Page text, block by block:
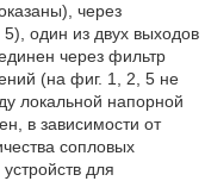
через
один из двух выходов
через фильтр
(на фиг. 1, 2, 5 не
локальной напорной
в зависимости от
сопловых
для